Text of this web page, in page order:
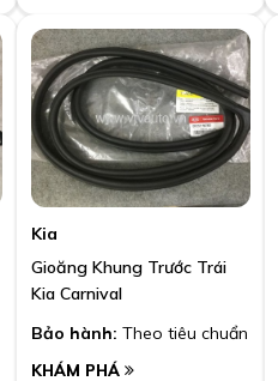
Kia
Gioăng Khung Trước Trái
Kia Carnival
Bảo hành: Theo tiêu chuẩn
KHÁM PHÁ